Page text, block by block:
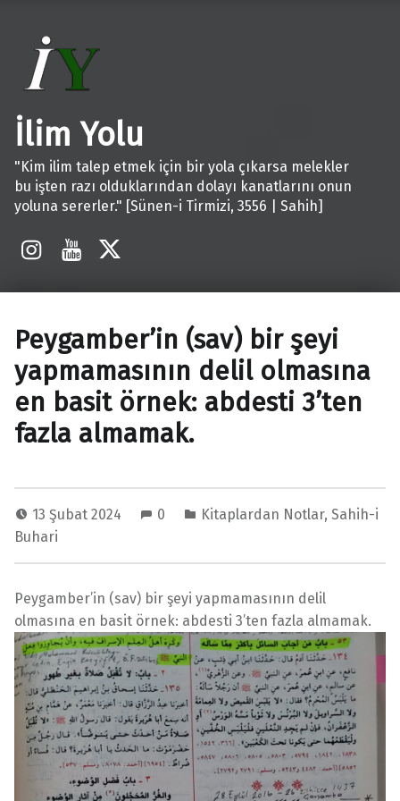
İlim Yolu
"Kim ilim talep etmek için bir yola çıkarsa melekler
bu işten razı olduklarından dolayı kanatlarını onun
yoluna sererler." [Sünen-i Tirmizi, 3556 | Sahih]
Peygamber’in (sav) bir şeyi
yapmamasının delil olmasına
en basit örnek: abdesti 3’ten
fazla almamak.
13 Şubat 2024 0 Kitaplardan Notlar, Sahih-i
Buhari
Peygamber’in (sav) bir şeyi yapmamasının delil
olmasına en basit örnek: abdesti 3’ten fazla almamak.